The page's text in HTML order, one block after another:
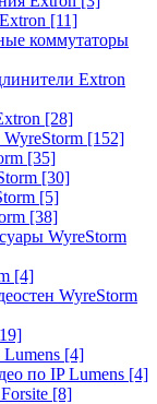
[11]
коммутаторы
Extron
[28]
[152]
[35]
[30]
[5]
[38]
WyreStorm
[4]
WyreStorm
[4]
по IP Lumens [4]
[8]